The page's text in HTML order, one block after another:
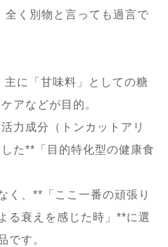
者が飲んでも大丈夫
で効果を感じます
コール）と一緒に飲
うのが一番安全です
全く別物と言っても過言で
主に「甘味料」としての糖
アなどが目的。
活力成分（トンカットアリ
た**「目的特化型の健康食
く、**「ここ一番の頑張り
る衰えを感じた時」**に選
です。